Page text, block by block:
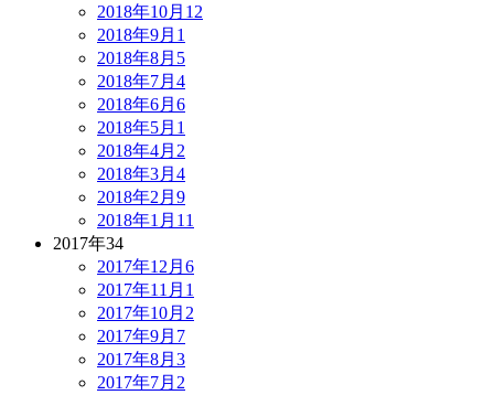
2018年10月 12
2018年9月 1
2018年8月 5
2018年7月 4
2018年6月 6
2018年5月 1
2018年4月 2
2018年3月 4
2018年2月 9
2018年1月 11
2017年34
2017年12月 6
2017年11月 1
2017年10月 2
2017年9月 7
2017年8月 3
2017年7月 2